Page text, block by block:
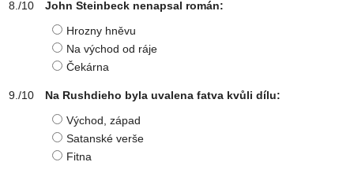
John Steinbeck nenapsal román:
Hrozny hněvu
Na východ od ráje
Čekárna
Na Rushdieho byla uvalena fatva kvůli dílu:
Východ, západ
Satanské verše
Fitna